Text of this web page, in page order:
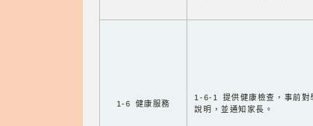
1-6 健康服務
1-6-1 提供健康檢查，事前對
說明，並通知家長。